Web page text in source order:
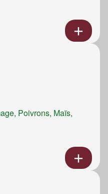
Poivrons, Maïs,